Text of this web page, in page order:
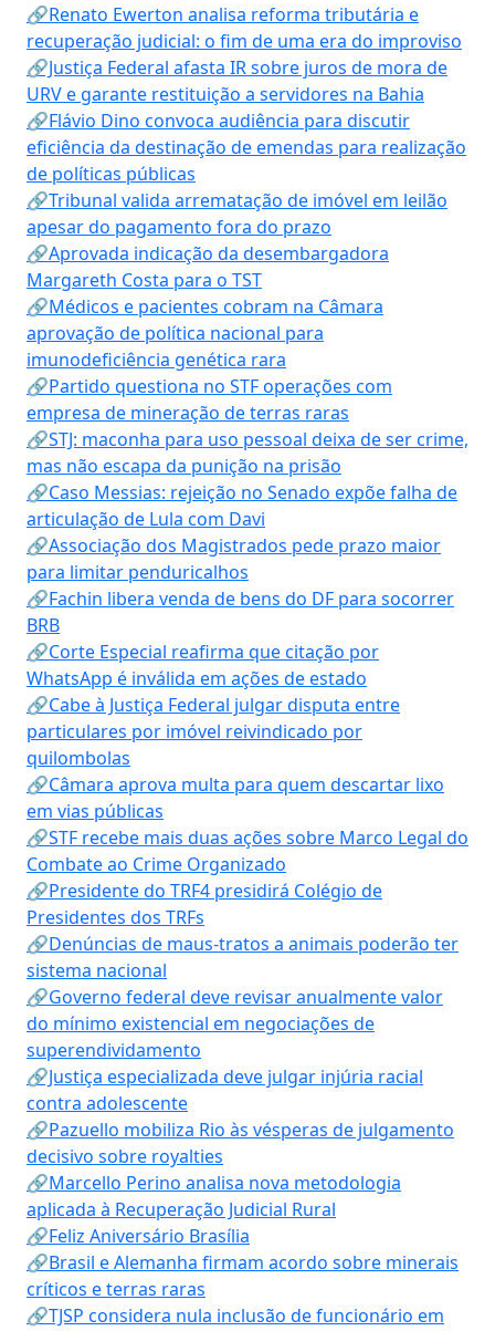
🔗Renato Ewerton analisa reforma tributária e
recuperação judicial: o fim de uma era do improviso
🔗Justiça Federal afasta IR sobre juros de mora de
URV e garante restituição a servidores na Bahia
🔗Flávio Dino convoca audiência para discutir
eficiência da destinação de emendas para realização
de políticas públicas
🔗Tribunal valida arrematação de imóvel em leilão
apesar do pagamento fora do prazo
🔗Aprovada indicação da desembargadora
Margareth Costa para o TST
🔗Médicos e pacientes cobram na Câmara
aprovação de política nacional para
imunodeficiência genética rara
🔗Partido questiona no STF operações com
empresa de mineração de terras raras
🔗STJ: maconha para uso pessoal deixa de ser crime,
mas não escapa da punição na prisão
🔗Caso Messias: rejeição no Senado expõe falha de
articulação de Lula com Davi
🔗Associação dos Magistrados pede prazo maior
para limitar penduricalhos
🔗Fachin libera venda de bens do DF para socorrer
BRB
🔗Corte Especial reafirma que citação por
WhatsApp é inválida em ações de estado
🔗Cabe à Justiça Federal julgar disputa entre
particulares por imóvel reivindicado por
quilombolas
🔗Câmara aprova multa para quem descartar lixo
em vias públicas
🔗STF recebe mais duas ações sobre Marco Legal do
Combate ao Crime Organizado
🔗Presidente do TRF4 presidirá Colégio de
Presidentes dos TRFs
🔗Denúncias de maus-tratos a animais poderão ter
sistema nacional
🔗Governo federal deve revisar anualmente valor
do mínimo existencial em negociações de
superendividamento
🔗Justiça especializada deve julgar injúria racial
contra adolescente
🔗Pazuello mobiliza Rio às vésperas de julgamento
decisivo sobre royalties
🔗Marcello Perino analisa nova metodologia
aplicada à Recuperação Judicial Rural
🔗Feliz Aniversário Brasília
🔗Brasil e Alemanha firmam acordo sobre minerais
críticos e terras raras
🔗TJSP considera nula inclusão de funcionário em